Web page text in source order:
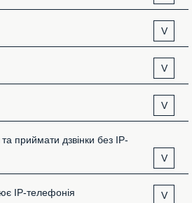
V
V
V
приймати дзвінки без IP-
V
IP-телефонія V